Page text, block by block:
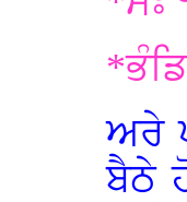
ਅਰੇ
ਬੈਠੇ